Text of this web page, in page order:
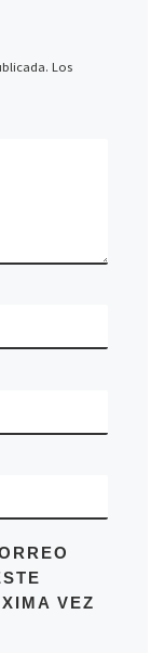
Los
VEZ